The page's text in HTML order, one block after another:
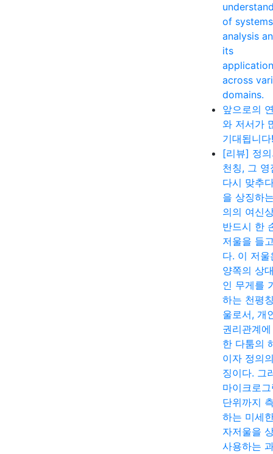
of systems
analysis
its
across
domains.
앞으로의
와 저서가
기대됩니다!
[리뷰] 정
천칭, 그 영
다시 맞추
을 상징하
의의 여신
반드시 한
저울을 들
다. 이 저울
양쪽의 상
인 무게를
하는 천평
울로서, 개
권리관계
한 다툼의
이자 정의
징이다. 그
마이크로
단위까지
하는 미세
자저울을
사용하는